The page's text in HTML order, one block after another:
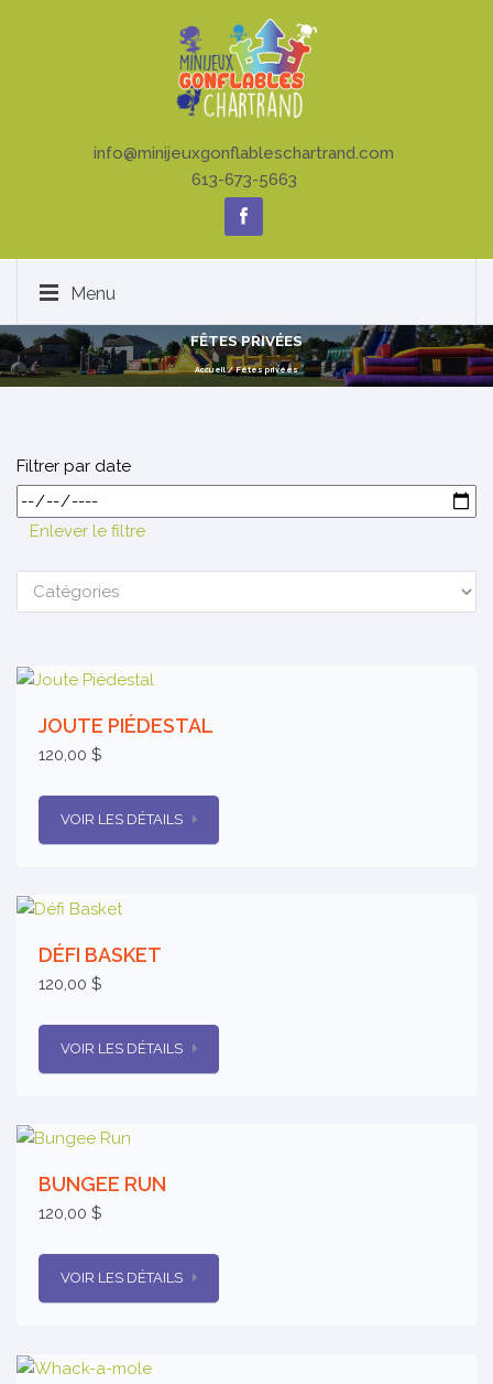
info@minijeuxgonflableschartrand.com
613-673-5663
Menu
FÊTES PRIVÉES
Accueil/Fêtes privées
Filtrer par date
Enlever le filtre
JOUTE PIÉDESTAL
120,00 $
VOIR LES DÉTAILS
DÉFI BASKET
120,00 $
VOIR LES DÉTAILS
BUNGEE RUN
120,00 $
VOIR LES DÉTAILS